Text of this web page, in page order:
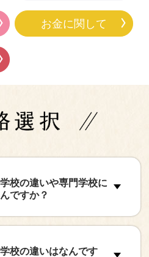
お金に関して
校の違いや専門学校に
ですか？
校の違いはなんです